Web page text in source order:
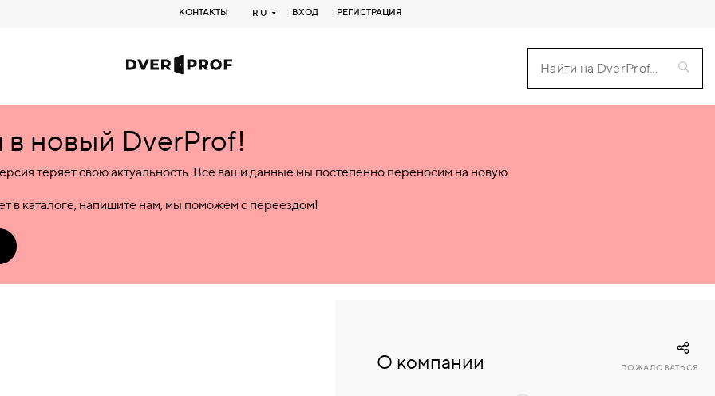
КОНТАКТЫ RU ВХОД РЕГИСТРАЦИЯ
новый DverProf!
теряет свою актуальность. Все ваши данные мы постепенно переносим на новую
в каталоге, напишите нам, мы поможем с переездом!
О компании ПОЖАЛОВАТЬСЯ